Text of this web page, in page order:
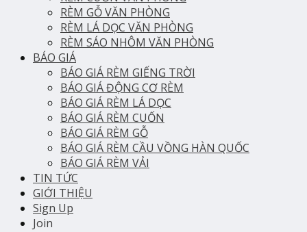
RÈM GỖ VĂN PHÒNG
RÈM LÁ DỌC VĂN PHÒNG
RÈM SÁO NHÔM VĂN PHÒNG
BÁO GIÁ
BÁO GIÁ RÈM GIẾNG TRỜI
BÁO GIÁ ĐỘNG CƠ RÈM
BÁO GIÁ RÈM LÁ DỌC
BÁO GIÁ RÈM CUỐN
BÁO GIÁ RÈM GỖ
BÁO GIÁ RÈM CẦU VỒNG HÀN QUỐC
BÁO GIÁ RÈM VẢI
TIN TỨC
GIỚI THIỆU
Sign Up
Join